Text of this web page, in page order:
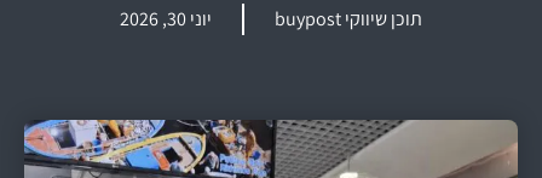
תוכן שיווקי buypost יוני 30, 2026